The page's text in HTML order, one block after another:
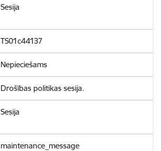
Sesija
TS01c44137
Nepieciešams
Drošības politikas sesija.
Sesija
maintenance_message